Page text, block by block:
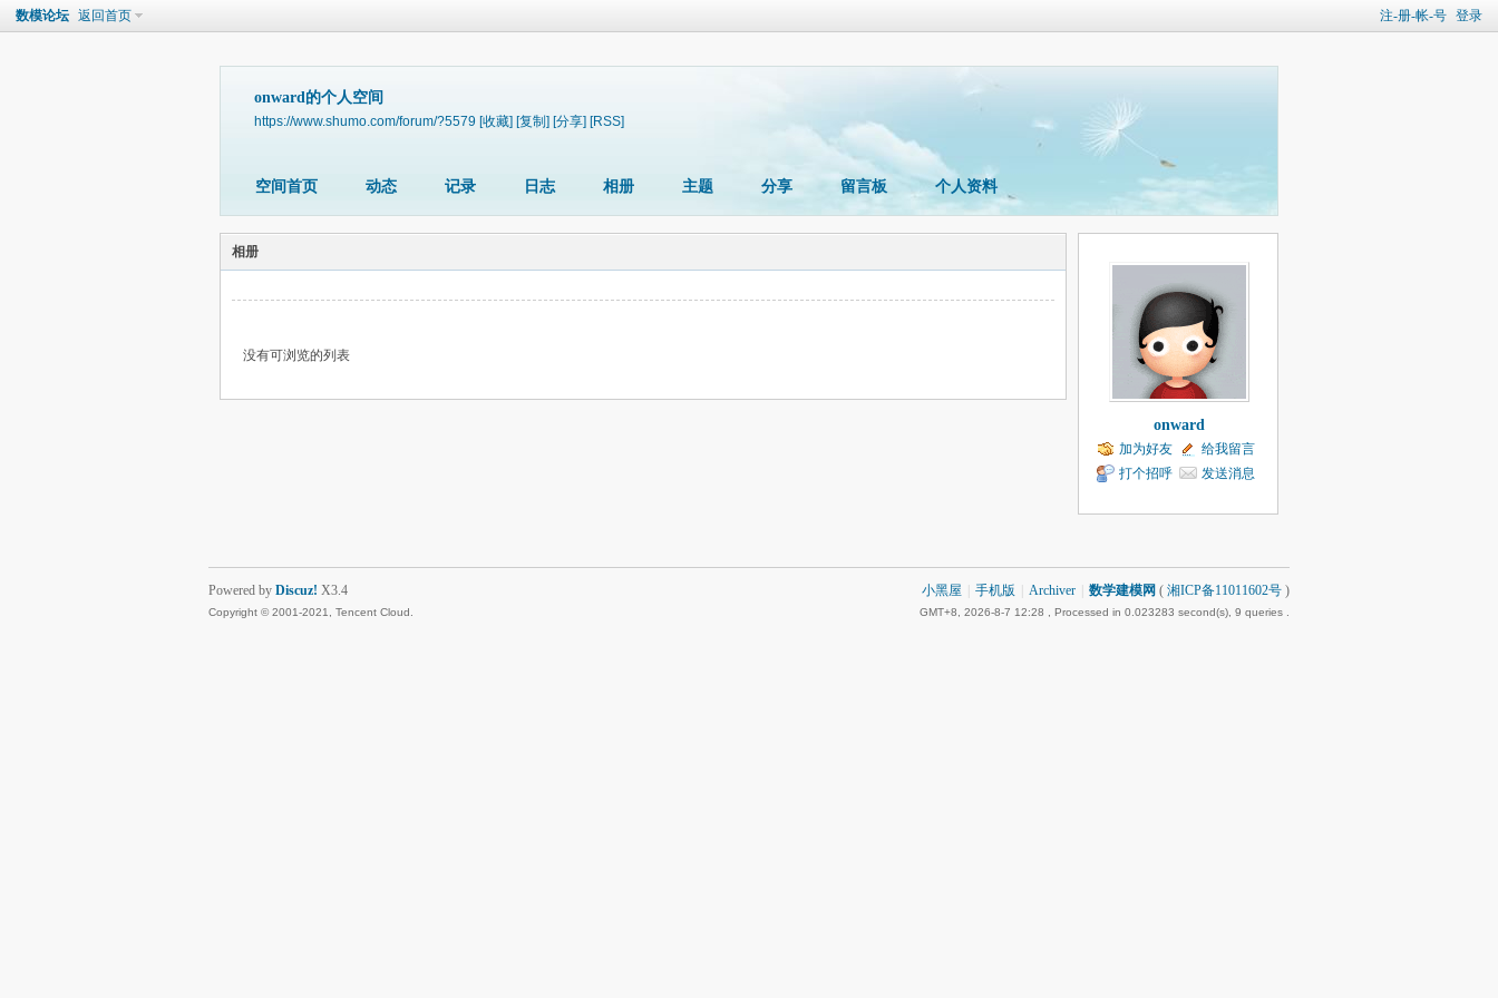
注-册-帐-号 登录
数模论坛 返回首页
onward的个人空间
https://www.shumo.com/forum/?5579 [收藏] [复制] [分享] [RSS]
空间首页 动态 记录 日志 相册 主题 分享 留言板 个人资料
相册
没有可浏览的列表
onward
加为好友
给我留言
打个招呼
发送消息
小黑屋 手机版 Archiver 数学建模网 ( 湘ICP备11011602号 )
GMT+8, 2026-8-7 12:28 , Processed in 0.023283 second(s), 9 queries .
Powered by Discuz! X3.4
Copyright © 2001-2021, Tencent Cloud.